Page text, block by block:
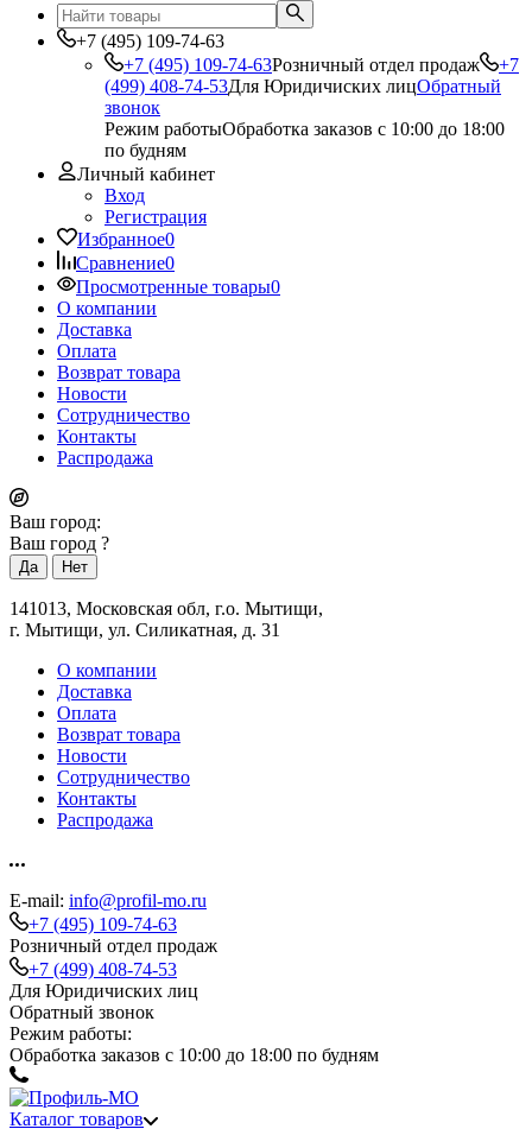
+7 (495) 109-74-63
+7 (495) 109-74-63Розничный отдел продаж
+7
(499) 408-74-53Для Юридичиских лицОбратный
звонок
Режим работыОбработка заказов с 10:00 до 18:00
по будням
Личный кабинет
Вход
Регистрация
Избранное0
Сравнение0
Просмотренные товары0
О компании
Доставка
Оплата
Возврат товара
Новости
Сотрудничество
Контакты
Распродажа
Ваш город:
Ваш город ?
141013, Московская обл, г.о. Мытищи,
г. Мытищи, ул. Силикатная, д. 31
О компании
Доставка
Оплата
Возврат товара
Новости
Сотрудничество
Контакты
Распродажа
E-mail: info@profil-mo.ru
+7 (495) 109-74-63
Розничный отдел продаж
+7 (499) 408-74-53
Для Юридичиских лиц
Обратный звонок
Режим работы:
Обработка заказов с 10:00 до 18:00 по будням
Каталог товаров